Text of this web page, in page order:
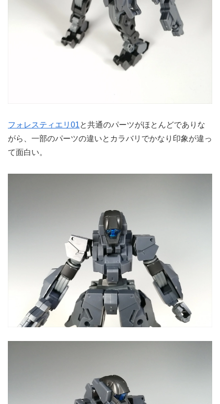
フォレスティエリ01と共通のパーツがほとんどでありな
がら、一部のパーツの違いとカラバリでかなり印象が違っ
て面白い。